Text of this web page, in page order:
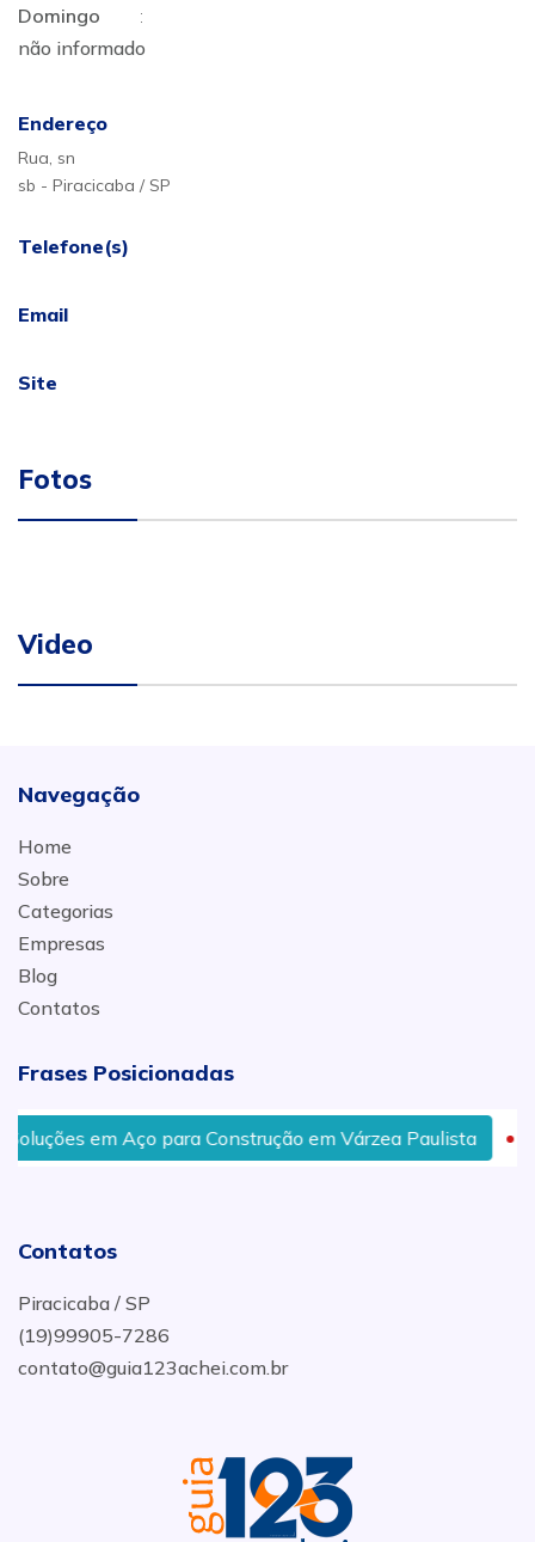
Domingo
:
não informado
Endereço
Rua, sn
sb - Piracicaba / SP
Telefone(s)
Email
Site
Fotos
Video
Navegação
Home
Sobre
Categorias
Empresas
Blog
Contatos
Frases Posicionadas
em Aço para Construção em Várzea Paulista
Contatos
Piracicaba / SP
(19)99905-7286
contato@guia123achei.com.br